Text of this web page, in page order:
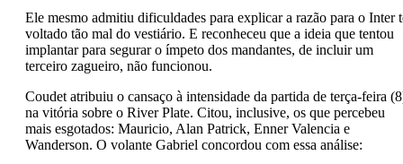
Ele mesmo admitiu dificuldades para explicar a razão para o Inter
voltado tão mal do vestiário. E reconheceu que a ideia que tentou
implantar para segurar o ímpeto dos mandantes, de incluir um
terceiro zagueiro, não funcionou.
Coudet atribuiu o cansaço à intensidade da partida de terça-feira
na vitória sobre o River Plate. Citou, inclusive, os que percebeu
mais esgotados: Mauricio, Alan Patrick, Enner Valencia e
Wanderson. O volante Gabriel concordou com essa análise: